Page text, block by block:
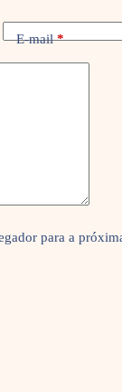
E-mail*
para a